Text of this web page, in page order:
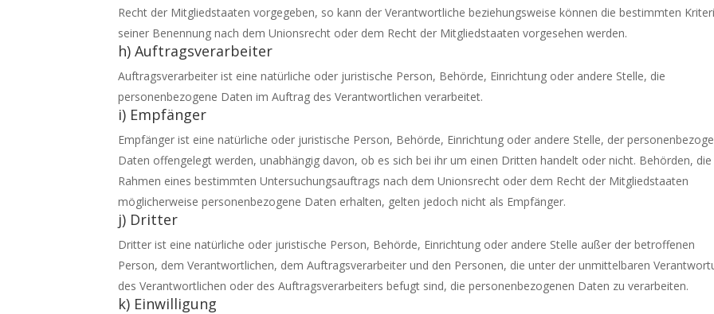
Recht der Mitgliedstaaten vorgegeben, so kann der Verantwortliche beziehungsweise können die bestimmten
seiner Benennung nach dem Unionsrecht oder dem Recht der Mitgliedstaaten vorgesehen werden.
h) Auftragsverarbeiter
Auftragsverarbeiter ist eine natürliche oder juristische Person, Behörde, Einrichtung oder andere Stelle, die
personenbezogene Daten im Auftrag des Verantwortlichen verarbeitet.
i) Empfänger
Empfänger ist eine natürliche oder juristische Person, Behörde, Einrichtung oder andere Stelle, der
Daten offengelegt werden, unabhängig davon, ob es sich bei ihr um einen Dritten handelt oder nicht. Behörden, die
Rahmen eines bestimmten Untersuchungsauftrags nach dem Unionsrecht oder dem Recht der Mitgliedstaaten
möglicherweise personenbezogene Daten erhalten, gelten jedoch nicht als Empfänger.
j) Dritter
Dritter ist eine natürliche oder juristische Person, Behörde, Einrichtung oder andere Stelle außer der betroffenen
Person, dem Verantwortlichen, dem Auftragsverarbeiter und den Personen, die unter der unmittelbaren
des Verantwortlichen oder des Auftragsverarbeiters befugt sind, die personenbezogenen Daten zu verarbeiten.
k) Einwilligung